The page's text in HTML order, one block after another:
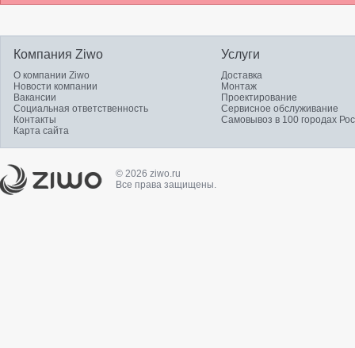
Компания Ziwo
О компании Ziwo
Новости компании
Вакансии
Социальная ответственность
Контакты
Карта сайта
Услуги
Доставка
Монтаж
Проектирование
Сервисное обслуживание
Самовывоз в 100 городах
© 2026 ziwo.ru
Все права защищены.